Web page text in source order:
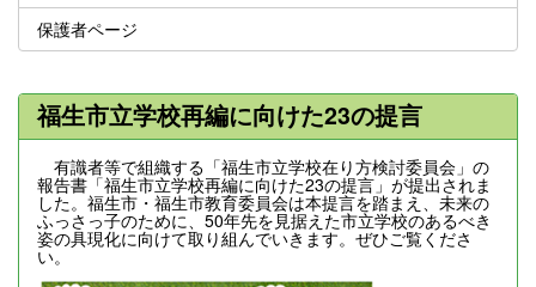
保護者ページ
福生市立学校再編に向けた23の提言
有識者等で組織する「福生市立学校在り方検討委員会」の
報告書「福生市立学校再編に向けた23の提言」が提出されま
した。福生市・福生市教育委員会は本提言を踏まえ、未来の
ふっさっ子のために、50年先を見据えた市立学校のあるべき
姿の具現化に向けて取り組んでいきます。ぜひご覧くださ
い。